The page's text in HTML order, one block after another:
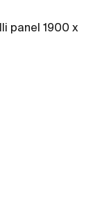
panel 1900 x